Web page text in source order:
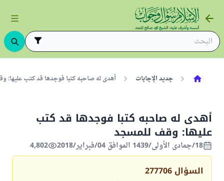
جديد الإجابات أهدى له صاحبه كتبا فوجدها قد كتب عليها:
أهدى له صاحبه كتبا فوجدها قد كتب
عليها: وقف للمسجد
18/جمادى الأولى/1439 الموافق 04/فبراير/2018 4,802
السؤال 277706